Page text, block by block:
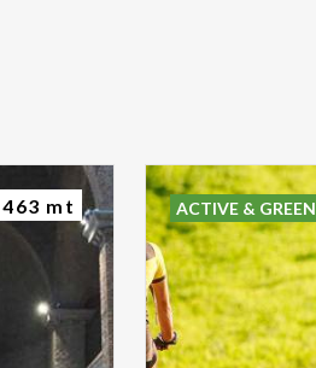
463 mt ACTIVE & GREEN